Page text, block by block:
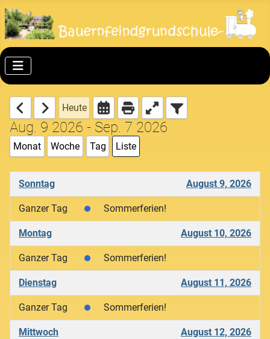
Heute
Aug. 9 2026 - Sep. 7 2026
Monat Woche Tag Liste
Sonntag August 9, 2026
Ganzer Tag Sommerferien!
Montag August 10, 2026
Ganzer Tag Sommerferien!
Dienstag August 11, 2026
Ganzer Tag Sommerferien!
Mittwoch August 12, 2026